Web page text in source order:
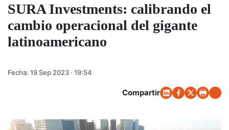
SURA Investments: calibrando el
cambio operacional del gigante
latinoamericano
Fecha: 19 Sep 2023 · 19:54
Compartir